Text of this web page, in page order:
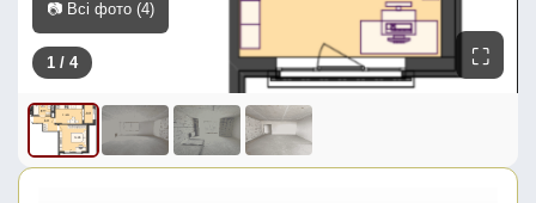
1 / 4 ⛶
📷 Всі фото (4)